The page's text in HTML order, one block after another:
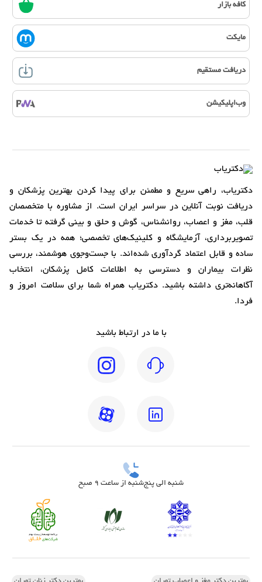
کافه بازار
مایکت
دریافت مستقیم
وب‌اپلیکیشن
دکتریاب، راهی سریع و مطمئن برای پیدا کردن بهترین پزشکان و
دریافت نوبت آنلاین در سراسر ایران است. از مشاوره با متخصصان
قلب، مغز و اعصاب، روانشناس، گوش و حلق و بینی گرفته تا خدمات
تصویربرداری، آزمایشگاه و کلینیک‌های تخصصی؛ همه در یک بستر
ساده و قابل اعتماد گردآوری شده‌اند. با جست‌وجوی هوشمند، بررسی
نظرات بیماران و دسترسی به اطلاعات کامل پزشکان، انتخاب
آگاهانه‌تری داشته باشید. دکتریاب همراه شما برای سلامت امروز و
فردا.
با ما در ارتباط باشید
شنبه الی پنج‌شنبه از ساعت 9 صبح